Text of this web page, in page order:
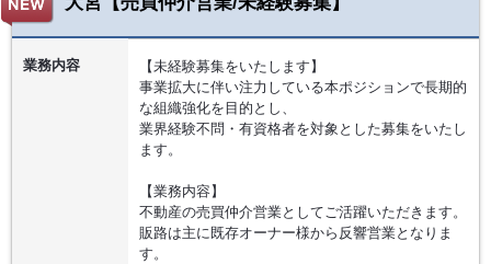
業務内容
【未経験募集をいたします】
事業拡大に伴い注力している本ポジションで長期的
な組織強化を目的とし、
業界経験不問・有資格者を対象とした募集をいたし
ます。
【業務内容】
不動産の売買仲介営業としてご活躍いただきます。
販路は主に既存オーナー様から反響営業となりま
す。